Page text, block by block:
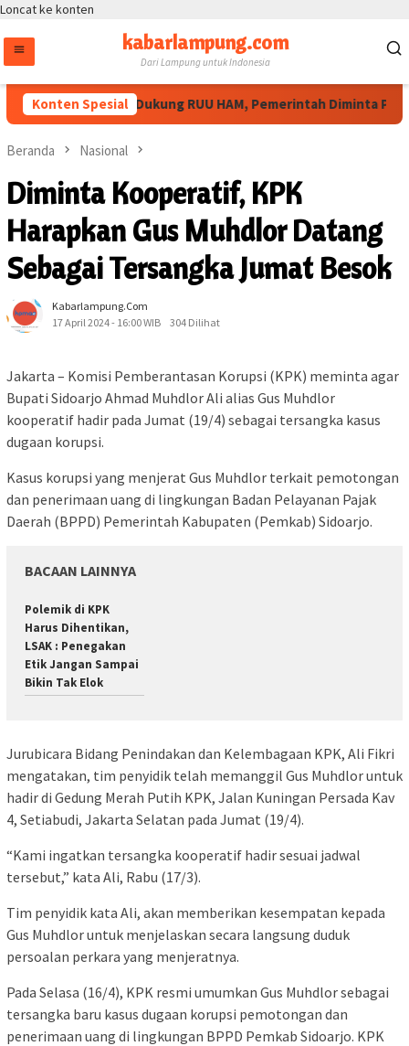
Loncat ke konten
kabarlampung.com
Dari Lampung untuk Indonesia
Konten Spesial
Masyarakat Sipil Dukung RUU HAM, Pemerintah Diminta
Beranda Nasional
Diminta Kooperatif, KPK
Harapkan Gus Muhdlor Datang
Sebagai Tersangka Jumat Besok
Kabarlampung.com
17 April 2024 - 16:00 WIB
304 Dilihat
Jakarta – Komisi Pemberantasan Korupsi (KPK) meminta agar
Bupati Sidoarjo Ahmad Muhdlor Ali alias Gus Muhdlor
kooperatif hadir pada Jumat (19/4) sebagai tersangka kasus
dugaan korupsi.
Kasus korupsi yang menjerat Gus Muhdlor terkait pemotongan
dan penerimaan uang di lingkungan Badan Pelayanan Pajak
Daerah (BPPD) Pemerintah Kabupaten (Pemkab) Sidoarjo.
BACAAN LAINNYA
Polemik di KPK
Harus Dihentikan,
LSAK : Penegakan
Etik Jangan Sampai
Bikin Tak Elok
Jurubicara Bidang Penindakan dan Kelembagaan KPK, Ali Fikri
mengatakan, tim penyidik telah memanggil Gus Muhdlor untuk
hadir di Gedung Merah Putih KPK, Jalan Kuningan Persada Kav
4, Setiabudi, Jakarta Selatan pada Jumat (19/4).
“Kami ingatkan tersangka kooperatif hadir sesuai jadwal
tersebut,” kata Ali, Rabu (17/3).
Tim penyidik kata Ali, akan memberikan kesempatan kepada
Gus Muhdlor untuk menjelaskan secara langsung duduk
persoalan perkara yang menjeratnya.
Pada Selasa (16/4), KPK resmi umumkan Gus Muhdlor sebagai
tersangka baru kasus dugaan korupsi pemotongan dan
penerimaan uang di lingkungan BPPD Pemkab Sidoarjo. KPK